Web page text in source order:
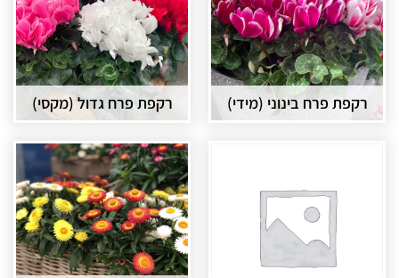
רקפת פרח בינוני (מידי) רקפת פרח גדול (מקסי)